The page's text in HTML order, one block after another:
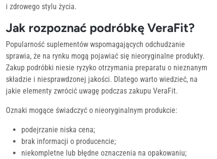
i zdrowego stylu życia.
Jak rozpoznać podróbkę VeraFit?
Popularność suplementów wspomagających odchudzanie
sprawia, że na rynku mogą pojawiać się nieoryginalne produkty.
Zakup podróbki niesie ryzyko otrzymania preparatu o nieznanym
składzie i niesprawdzonej jakości. Dlatego warto wiedzieć, na
jakie elementy zwrócić uwagę podczas zakupu VeraFit.
Oznaki mogące świadczyć o nieoryginalnym produkcie:
podejrzanie niska cena;
brak informacji o producencie;
niekompletne lub błędne oznaczenia na opakowaniu;